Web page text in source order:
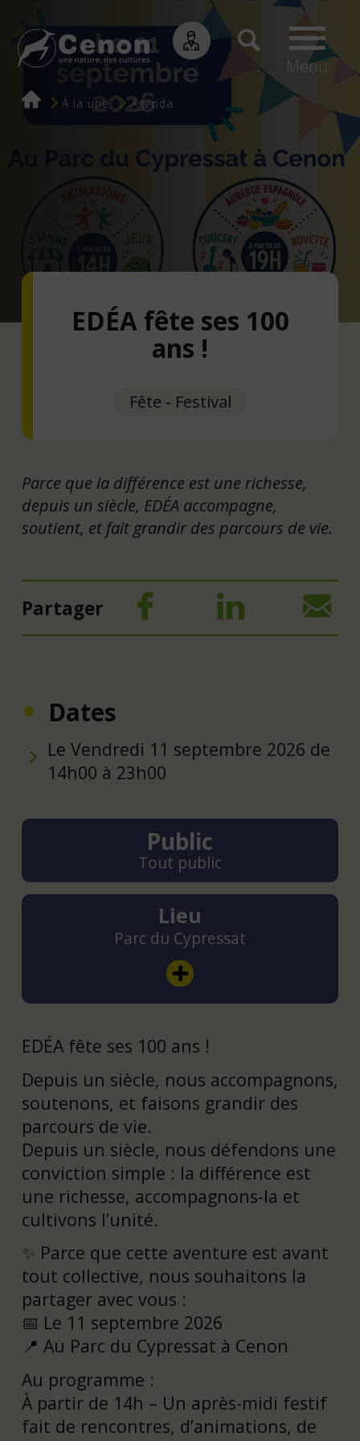
Menu
Fil
À la une Agenda
EDÉA fête ses 100
ans !
Fête - Festival
Parce que la différence est une richesse,
depuis un siècle, EDÉA accompagne,
soutient, et fait grandir des parcours de vie.
Partager
Dates
Le Vendredi 11 septembre 2026 de
14h00 à 23h00
Public
Tout public
Lieu
Parc du Cypressat
EDÉA fête ses 100 ans !
Depuis un siècle, nous accompagnons,
soutenons, et faisons grandir des
parcours de vie.
Depuis un siècle, nous défendons une
conviction simple : la différence est
une richesse, accompagnons-la et
cultivons l’unité.
✨ Parce que cette aventure est avant
tout collective, nous souhaitons la
partager avec vous :
📅 Le 11 septembre 2026
📍 Au Parc du Cypressat à Cenon
Au programme :
À partir de 14h – Un après-midi festif
fait de rencontres, d’animations, de